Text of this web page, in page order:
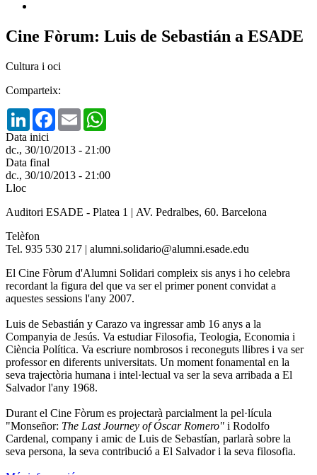
Cine Fòrum: Luis de Sebastián a ESADE
Cultura i oci
Comparteix:
LinkedInFacebook
Email
Data inici
dc., 30/10/2013 - 21:00
Data final
dc., 30/10/2013 - 21:00
Lloc
Auditori ESADE - Platea 1 | AV. Pedralbes, 60. Barcelona
Telèfon
Tel. 935 530 217 | alumni.solidario@alumni.esade.edu
El Cine Fòrum d'Alumni Solidari compleix sis anys i ho celebra
recordant la figura del que va ser el primer ponent convidat a
aquestes sessions l'any 2007.
Luis de Sebastián y Carazo va ingressar amb 16 anys a la
Companyia de Jesús. Va estudiar Filosofia, Teologia, Economia i
Ciència Política. Va escriure nombrosos i reconeguts llibres i va ser
professor en diferents universitats. Un moment fonamental en la
seva trajectòria humana i intel·lectual va ser la seva arribada a El
Salvador l'any 1968.
Durant el Cine Fòrum es projectarà parcialment la pel·lícula
"Monseñor: The Last Journey of Óscar Romero" i Rodolfo
Cardenal, company i amic de Luis de Sebastían, parlarà sobre la
seva persona, la seva contribució a El Salvador i la seva filosofia.